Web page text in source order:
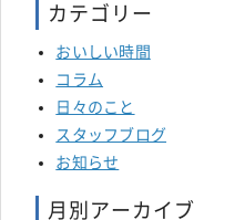
カテゴリー
おいしい時間
コラム
日々のこと
スタッフブログ
お知らせ
月別アーカイブ